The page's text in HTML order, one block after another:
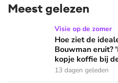
Meest gelezen
Hoe ziet de ideale zomerdag
Visie op de zomer
Hoe ziet de
Bouwman eruit?
kopje koffie bij
13 dagen geleden